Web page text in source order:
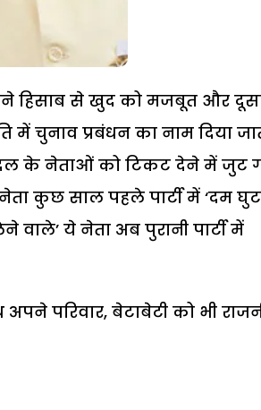
हिसाब से खुद को मजबूत और
चुनाव प्रबंधन का नाम दिया
के नेताओं को टिकट देने में जुट
कुछ साल पहले पार्टी में ‘दम
ये नेता अब पुरानी पार्टी में
परिवार, बेटाबेटी को भी